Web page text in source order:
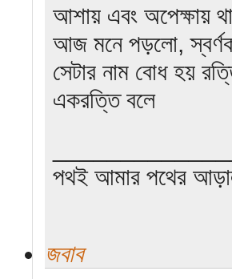
আশায় এবং অপেক্ষায়
আজ মনে পড়লো,
সেটার নাম বোধ হয়
একরত্তি বলে
পথই আমার পথের
জবাব